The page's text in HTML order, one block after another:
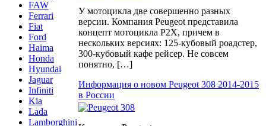
FAW
Ferrari
Fiat
Ford
Haima
Honda
Hyundai
Jaguar
Infiniti
Kia
Lada
Lamborghini
У мотоцикла две совершенно разных
версии. Компания Peugeot представила
концепт мотоцикла P2X, причем в
нескольких версиях: 125-кубовый роадстер,
300-кубовый кафе рейсер. Не совсем
понятно, […]
Информация о новом Peugeot 308 2014-2015
в России